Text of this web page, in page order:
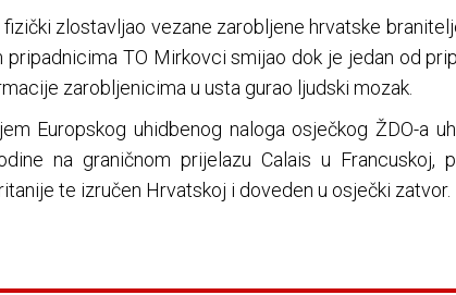
fizički zlostavljao vezane zarobljene hrvatske
pripadnicima TO Mirkovci smijao dok je jedan od
zarobljenicima u usta gurao ljudski mozak.
Europskog uhidbenog naloga osječkog ŽDO-a
na graničnom prijelazu Calais u Francuskoj,
te izručen Hrvatskoj i doveden u osječki zatvor.